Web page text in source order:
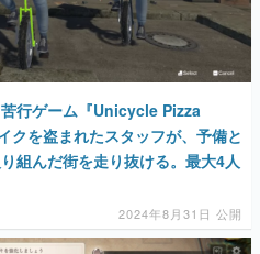
行ゲーム『Unicycle Pizza
クを盗まれたスタッフが、予備と
組んだ街を走り抜ける。最大4人
2024年8月31日 公開